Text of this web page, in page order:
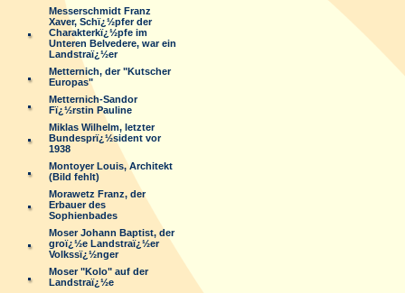
Messerschmidt Franz
Xaver, Schï¿½pfer der
Charakterkï¿½pfe im
Unteren Belvedere, war ein
Landstraï¿½er
Metternich, der "Kutscher
Europas"
Metternich-Sandor
Fï¿½rstin Pauline
Miklas Wilhelm, letzter
Bundesprï¿½sident vor
1938
Montoyer Louis, Architekt
(Bild fehlt)
Morawetz Franz, der
Erbauer des
Sophienbades
Moser Johann Baptist, der
groï¿½e Landstraï¿½er
Volkssï¿½nger
Moser "Kolo" auf der
Landstraï¿½e